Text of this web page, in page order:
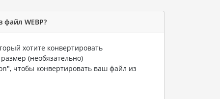
файл WEBP?
хотите конвертировать
(необязательно)
чтобы конвертировать ваш файл из